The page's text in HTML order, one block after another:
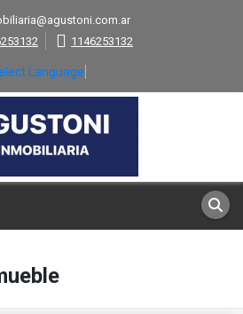
1146253132
Language